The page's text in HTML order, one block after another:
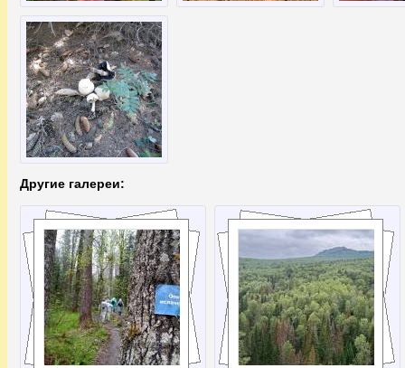
Другие галереи: